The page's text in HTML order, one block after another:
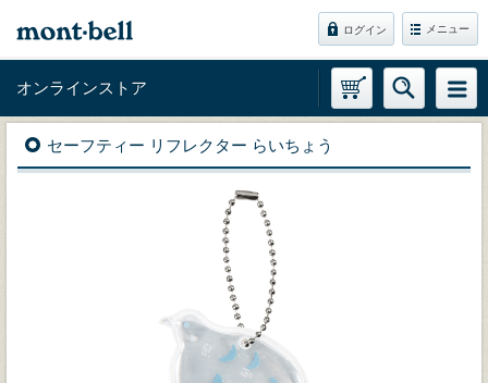
ログイン メニュー
オンラインストア
セーフティー リフレクター らいちょう